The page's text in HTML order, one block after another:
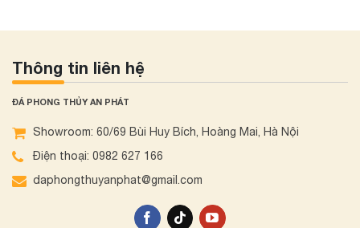
Thông tin liên hệ
ĐÁ PHONG THỦY AN PHÁT
Showroom: 60/69 Bùi Huy Bích, Hoàng Mai, Hà Nội
Điện thoại: 0982 627 166
daphongthuyanphat@gmail.com